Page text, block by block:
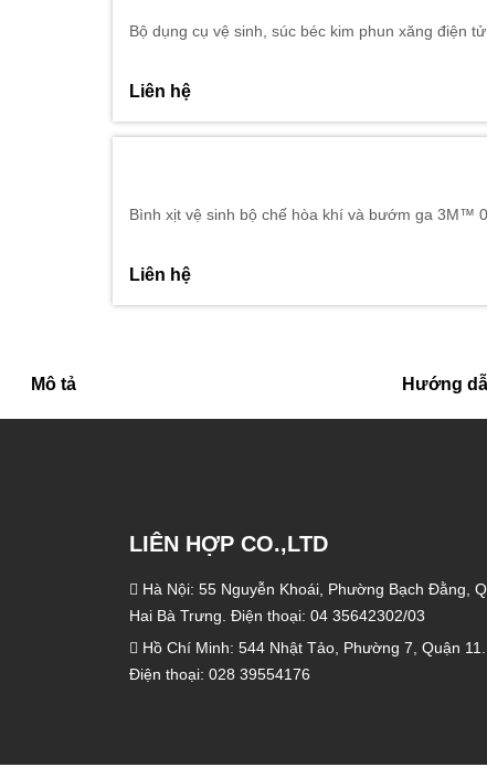
Bộ dụng cụ vệ sinh, súc béc kim phun xăng điện
Liên hệ
Bình xịt vệ sinh bộ chế hòa khí và bướm ga 3M™
Liên hệ
Mô tả Hướng
LIÊN HỢP CO.,LTD
Hà Nội: 55 Nguyễn Khoái, Phường Bạch Đằng,
Hai Bà Trưng. Điện thoại: 04 35642302/03
Hồ Chí Minh: 544 Nhật Tảo, Phường 7, Quận 11.
Điện thoại: 028 39554176